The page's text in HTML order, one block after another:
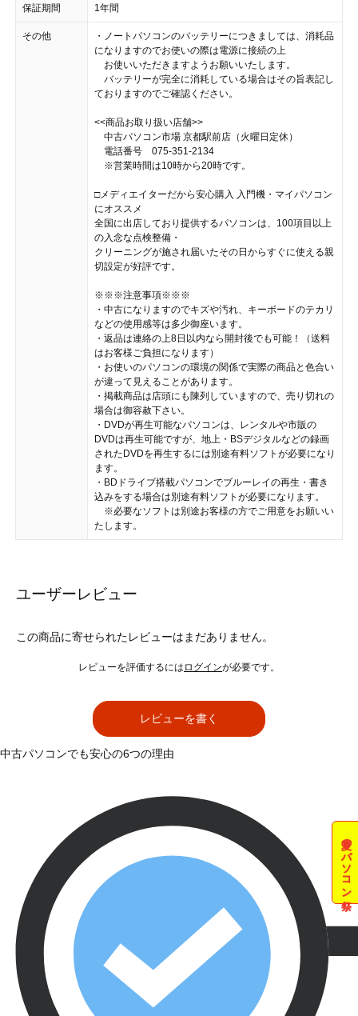
保証期間 1年間
その他
・ノートパソコンのバッテリーにつきましては、消耗品
になりますのでお使いの際は電源に接続の上
お使いいただきますようお願いいたします。
バッテリーが完全に消耗している場合はその旨表記し
ておりますのでご確認ください。
<<商品お取り扱い店舗>>
中古パソコン市場 京都駅前店（火曜日定休）
電話番号 075-351-2134
※営業時間は10時から20時です。
□メディエイターだから安心購入 入門機・マイパソコン
にオススメ
全国に出店しており提供するパソコンは、100項目以上
の入念な点検整備・
クリーニングが施され届いたその日からすぐに使える親
切設定が好評です。
※※※注意事項※※※
・中古になりますのでキズや汚れ、キーボードのテカリ
などの使用感等は多少御座います。
・返品は連絡の上8日以内なら開封後でも可能！（送料
はお客様ご負担になります）
・お使いのパソコンの環境の関係で実際の商品と色合い
が違って見えることがあります。
・掲載商品は店頭にも陳列していますので、売り切れの
場合は御容赦下さい。
・DVDが再生可能なパソコンは、レンタルや市販の
DVDは再生可能ですが、地上・BSデジタルなどの録画
されたDVDを再生するには別途有料ソフトが必要になり
ます。
・BDドライブ搭載パソコンでブルーレイの再生・書き
込みをする場合は別途有料ソフトが必要になります。
※必要なソフトは別途お客様の方でご用意をお願いい
たします。
ユーザーレビュー
この商品に寄せられたレビューはまだありません。
レビューを評価するには ログインが必要です。
レビューを書く
夏のパソコン祭
中古パソコンでも安心の6つの理由